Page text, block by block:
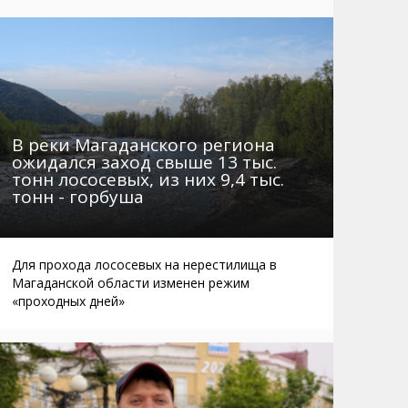
Автобусы Магадан – Аэропорт
Таблица приливов отливов
Не мусорить
Браконьеры
В реки Магаданского региона
ожидался заход свыше 13 тыс.
тонн лососевых, из них 9,4 тыс.
тонн - горбуша
Для прохода лососевых на нерестилища в
Магаданской области изменен режим
«проходных дней»